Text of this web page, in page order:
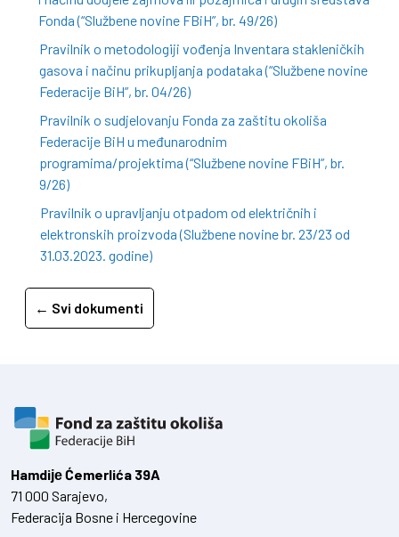
Fonda (“Službene novine FBiH”, br. 49/26)
Pravilnik o metodologiji vođenja Inventara stakleničkih
gasova i načinu prikupljanja podataka (“Službene novine
Federacije BiH”, br. 04/26)
Pravilnik o sudjelovanju Fonda za zaštitu okoliša
Federacije BiH u međunarodnim
programima/projektima (“Službene novine FBiH”, br.
9/26)
Pravilnik o upravljanju otpadom od električnih i
elektronskih proizvoda (Službene novine br. 23/23 od
31.03.2023. godine)
← Svi dokumenti
Hamdiје Ćemerlića 39A
71 000 Sarajevo,
Federacija Bosne i Hercegovine